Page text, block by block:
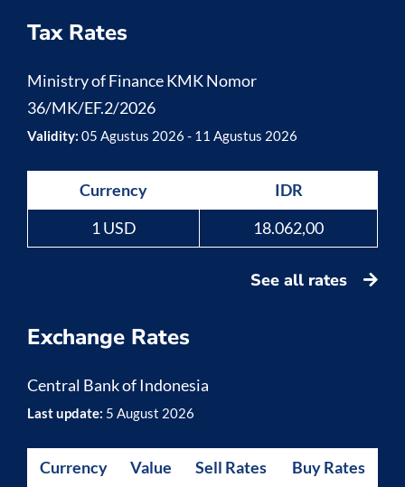
Tax Rates
Ministry of Finance KMK Nomor
36/MK/EF.2/2026
Validity: 05 Agustus 2026 - 11 Agustus 2026
Currency
IDR
1 USD
18.062,00
See all rates
Exchange Rates
Central Bank of Indonesia
Last update: 5 August 2026
Currency Value Sell Rates Buy Rates